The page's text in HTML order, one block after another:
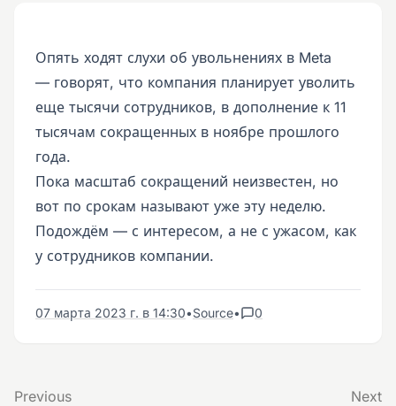
Опять ходят слухи об увольнениях в Meta
— говорят, что компания планирует уволить
еще тысячи сотрудников, в дополнение к 11
тысячам сокращенных в ноябре прошлого
года.
Пока масштаб сокращений неизвестен, но
вот по срокам называют уже эту неделю.
Подождём — с интересом, а не с ужасом, как
у сотрудников компании.
07 марта 2023 г. в 14:30•Source• 0
Previous Next